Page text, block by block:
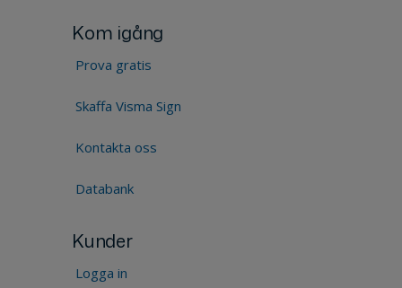
Kom igång
Prova gratis
Skaffa Visma Sign
Kontakta oss
Databank
Kunder
Logga in